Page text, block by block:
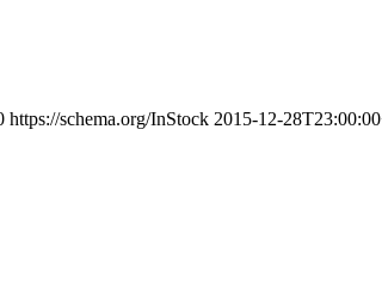
https://schema.org/InStock 2015-12-